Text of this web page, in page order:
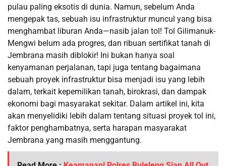
pulau paling eksotis di dunia. Namun, sebelum Anda
mengepak tas, sebuah isu infrastruktur muncul yang bisa
menghambat liburan Anda—nasib jalan tol! Tol Gilimanuk-
Mengwi belum ada progres, dan ribuan sertifikat tanah di
Jembrana masih diblokir! Ini bukan hanya soal
kenyamanan perjalanan, tapi juga tentang bagaimana
sebuah proyek infrastruktur bisa menjadi isu yang lebih
dalam, terkait kepemilikan tanah, birokrasi, dan dampak
ekonomi bagi masyarakat sekitar. Dalam artikel ini, kita
akan menyelidiki lebih dalam tentang situasi proyek tol ini,
faktor penghambatnya, serta harapan masyarakat
Jembrana yang masih menggantung.